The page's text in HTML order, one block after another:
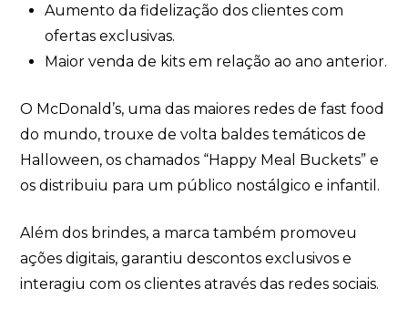
Aumento da fidelização dos clientes com
ofertas exclusivas.
Maior venda de kits em relação ao ano anterior.
O McDonald’s, uma das maiores redes de fast food
do mundo, trouxe de volta baldes temáticos de
Halloween, os chamados “Happy Meal Buckets” e
os distribuiu para um público nostálgico e infantil.
Além dos brindes, a marca também promoveu
ações digitais, garantiu descontos exclusivos e
interagiu com os clientes através das redes sociais.
sua privacidade, utilizaremos seus dados apenas para fins
de marketing. Você pode alterar suas preferências a
qualquer momento.
Iniciar conversa